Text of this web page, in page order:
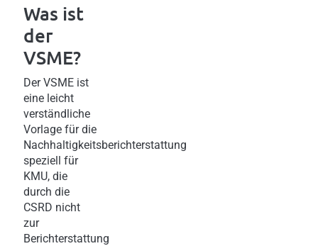
Was ist
der
VSME?
Der VSME ist
eine leicht
verständliche
Vorlage für die
Nachhaltigkeitsberichterstattung
speziell für
KMU, die
durch die
CSRD nicht
zur
Berichterstattung